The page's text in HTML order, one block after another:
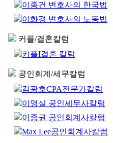
이종건 변호사의 한국법
이화경 변호사의 노동법
커플/결혼칼럼
커플I결혼 칼럼
공인회계/세무칼럼
김광호CPA전문가칼럼
이영실 공인세무사칼럼
이종권 공인회계사칼럼
Max Lee공인회계사칼럼